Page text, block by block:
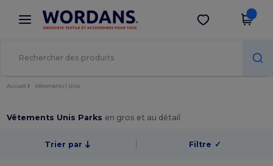
× Appli Wordans
Meilleurs prix sur l’app !
Obtenir l'appli
Accueil Vêtements | Unis
Vêtements Unis Parks en gros et au détail
Trier par Filtre ✓